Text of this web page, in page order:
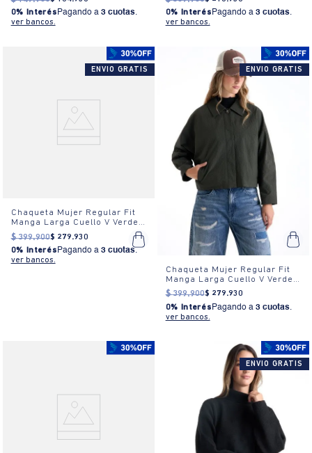
0% Interés Pagando a 3 cuotas.
ver bancos.
0% Interés Pagando a 3 cuotas.
ver bancos.
ENVIO GRATIS
Chaqueta Mujer Regular Fit
Manga Larga Cuello V Verde
Oscuro
$ 399.900$ 279.930
0% Interés Pagando a 3 cuotas.
ver bancos.
ENVIO GRATIS
Chaqueta Mujer Regular Fit
Manga Larga Cuello V Verde
Oscuro
$ 399.900$ 279.930
0% Interés Pagando a 3 cuotas.
ver bancos.
ENVIO GRATIS